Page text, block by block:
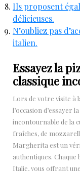
Ils proposent
délicieuses.
N’oubliez pas
italien.
Essayez la
classique
Lors de votre visite à
l’occasion d’essayer
incontournable de la
fraîches, de
Margherita est un
authentiques.
Italie, vous offrant